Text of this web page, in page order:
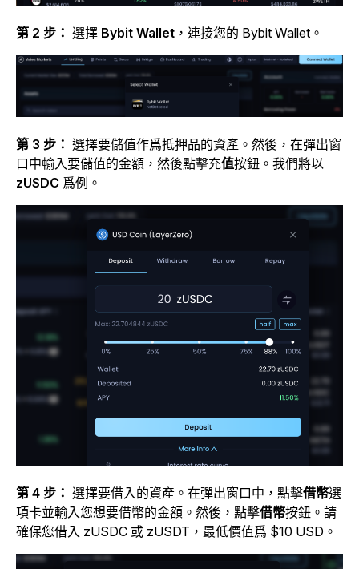
第 2 步： 選擇 Bybit Wallet ，連接您的 Bybit Wallet。
第 3 步： 選擇要儲值作爲抵押品的資產。然後，在彈出窗
口中輸入要儲值的金額，然後點擊充值按鈕。我們將以
zUSDC 爲例。
第 4 步： 選擇要借入的資產。在彈出窗口中，點擊借幣選
項卡並輸入您想要借幣的金額。然後，點擊借幣按鈕。請
確保您借入 zUSDC 或 zUSDT，最低價值爲 $10 USD。